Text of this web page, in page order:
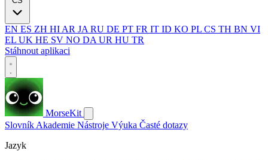
EN ES ZH HI AR JA RU DE PT FR IT ID KO PL CS TH BN VI
EL UK HE SV NO DA UR HU TR
Stáhnout aplikaci
MorseKit
Slovník Akademie Nástroje Výuka Časté dotazy
Jazyk